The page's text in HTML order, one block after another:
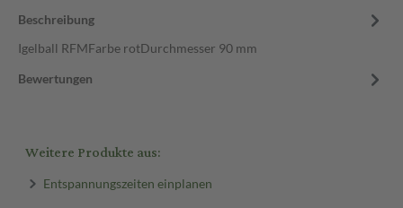
Beschreibung
Igelball RFMFarbe rotDurchmesser 90 mm
Bewertungen
Weitere Produkte aus:
Entspannungszeiten einplanen